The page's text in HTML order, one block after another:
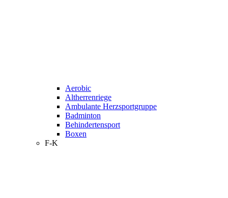
Aerobic
Altherrenriege
Ambulante Herzsportgruppe
Badminton
Behindertensport
Boxen
F-K